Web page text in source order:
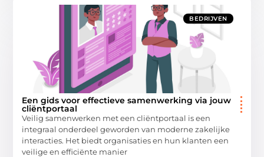
BEDRIJVEN
Een gids voor effectieve samenwerking via jouw
cliëntportaal
Veilig samenwerken met een cliëntportaal is een
integraal onderdeel geworden van moderne zakelijke
interacties. Het biedt organisaties en hun klanten een
veilige en efficiënte manier